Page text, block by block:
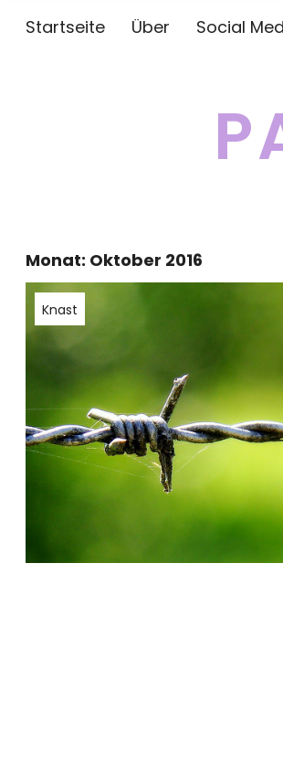
Startseite Über Social
Monat: Oktober 2016
Knast